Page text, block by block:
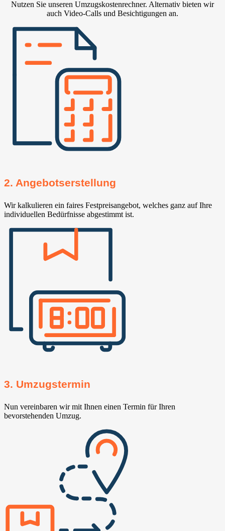
Nutzen Sie unseren Umzugskostenrechner. Alternativ bieten wir
auch Video-Calls und Besichtigungen an.
2. Angebotserstellung
Wir kalkulieren ein faires Festpreisangebot, welches ganz auf Ihre
individuellen Bedürfnisse abgestimmt ist.
3. Umzugstermin
Nun vereinbaren wir mit Ihnen einen Termin für Ihren
bevorstehenden Umzug.